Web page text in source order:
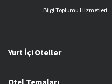
Bilgi Toplumu Hizmetleri
Yurt İçi Oteller